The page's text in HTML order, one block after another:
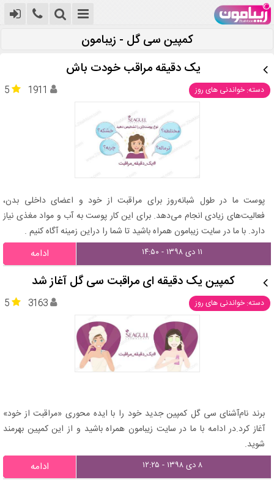
کمپین سی گل - زیبامون
یک دقیقه مراقب خودت باش
دسته: خواندنی های روز 5 1911
پوست ما در طول شبانه‌روز برای مراقبت از خود و اعضای داخلی بدن،
فعالیت‌های زیادی انجام می‌دهد. برای این کار پوست به آب و مواد مغذی نیاز
دارد. با ما در سایت زیبامون همراه باشید تا شما را دراین زمینه آگاه کنیم .
۱۱ دی ۱۳۹۸ - ۱۴:۵۰ ادامه
کمپین یک دقیقه ای مراقبت سی گل آغاز شد
دسته: خواندنی های روز 5 3163
برند نام‌آشنای سی گل کمپین جدید خود را با ایده محوری «مراقبت از خود»
آغاز کرد.در ادامه با ما در سایت زیبامون همراه باشید و از این کمپین بهرمند
شوید.
۸ دی ۱۳۹۸ - ۱۲:۲۵ ادامه